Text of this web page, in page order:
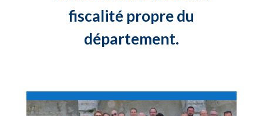
fiscalité propre du
département.